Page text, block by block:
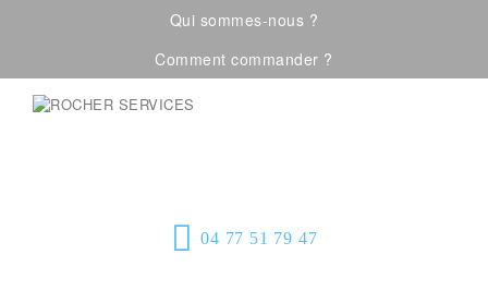
Qui sommes-nous ?
Comment commander ?
04 77 51 79 47